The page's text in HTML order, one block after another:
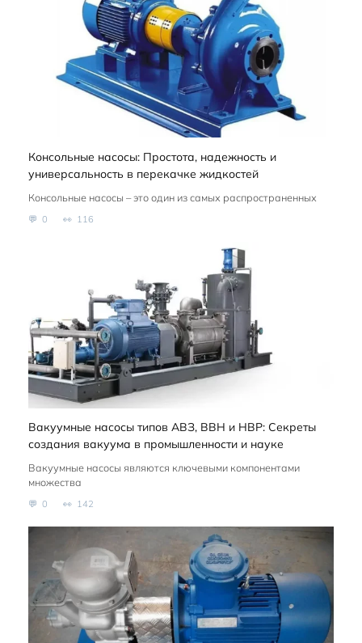
Консольные насосы: Простота, надежность и
универсальность в перекачке жидкостей
Консольные насосы – это один из самых распространенных
0 116
Вакуумные насосы типов АВЗ, ВВН и НВР: Секреты
создания вакуума в промышленности и науке
Вакуумные насосы являются ключевыми компонентами
множества
0 142